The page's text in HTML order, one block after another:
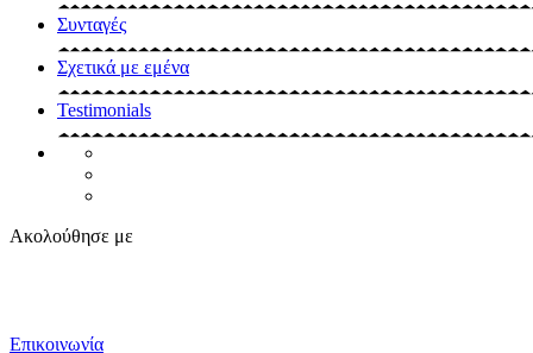
Συνταγές
Σχετικά με εμένα
Testimonials
Ακολούθησε με
Επικοινωνία